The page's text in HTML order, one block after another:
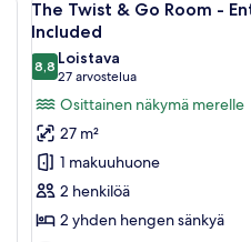
kaikki
huonetyypin
The
Twist
&
Go
Room
-
Entrance
7
The Twist & Go Room -
Included
8,88,8 kautta 10
Loistava
27 arvostelua
(27
arvostelua)
Osittainen näkymä merelle
27 m²
1 makuuhuone
2 henkilöä
2 yhden hengen sänkyä